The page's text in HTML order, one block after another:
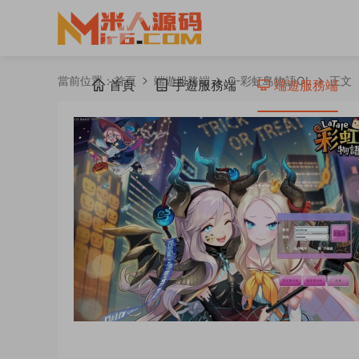
首頁 手遊服務端 端遊服務端
當前位置：首頁 端遊服務端 C-彩虹島物語OL 正文